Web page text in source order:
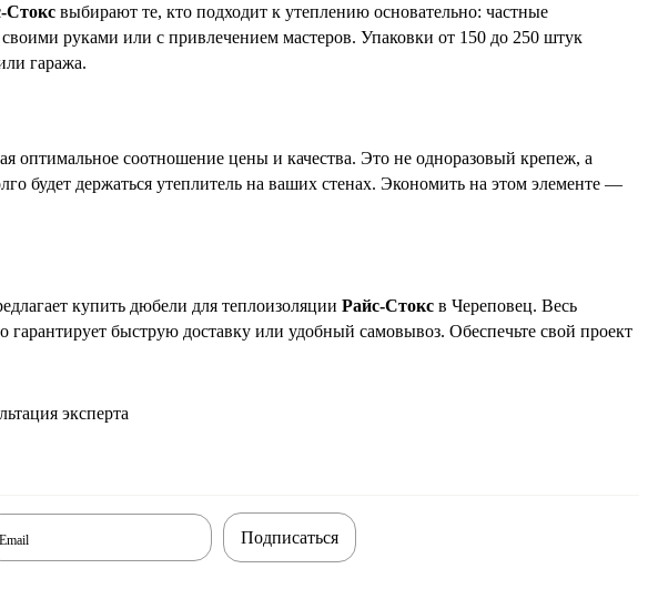
Стокс выбирают те, кто подходит к утеплению основательно: частные
руками или с привлечением мастеров. Упаковки от 150 до 250 штук
гаража.
оптимальное соотношение цены и качества. Это не одноразовый крепеж, а
будет держаться утеплитель на ваших стенах. Экономить на этом элементе —
купить дюбели для теплоизоляции Райс-Стокс в Череповец. Весь
быструю доставку или удобный самовывоз. Обеспечьте свой проект
эксперта
Email Подписаться